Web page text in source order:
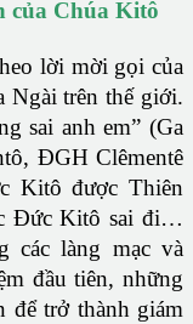
của Chúa Kitô
lời mời gọi của
Ngài trên thế giới.
sai anh em” (Ga
ĐGH Clêmentê
Kitô được Thiên
Đức Kitô sai đi…
các làng mạc và
đầu tiên, những
để trở thành giám